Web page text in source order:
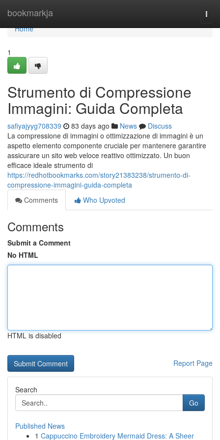
bookmarkja
Home
Home
1
Strumento di Compressione
Immagini: Guida Completa
safiyajyyg708339 83 days ago News
Discuss
La compressione di immagini o ottimizzazione di immagini è un
aspetto elemento componente cruciale per mantenere garantire
assicurare un sito web veloce reattivo ottimizzato. Un buon
efficace ideale strumento di
https://redhotbookmarks.com/story21383238/strumento-di-
compressione-immagini-guida-completa
Comments
Who Upvoted
Comments
Submit a Comment
No HTML
HTML is disabled
Report Page
Search
Go
Published News
1 Cappuccino Embroidery Mermaid Dress: A Sheer